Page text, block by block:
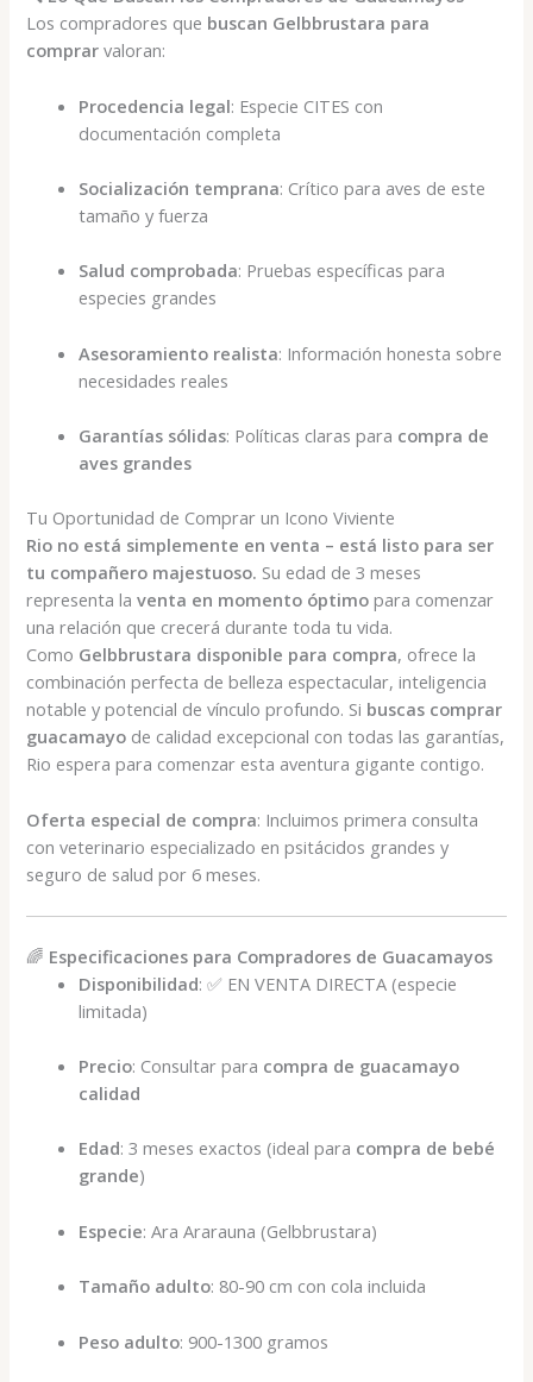
Los compradores que buscan Gelbbrustara para
comprar valoran:
Procedencia legal: Especie CITES con
documentación completa
Socialización temprana: Crítico para aves de este
tamaño y fuerza
Salud comprobada: Pruebas específicas para
especies grandes
Asesoramiento realista: Información honesta sobre
necesidades reales
Garantías sólidas: Políticas claras para compra de
aves grandes
Tu Oportunidad de Comprar un Icono Viviente
Rio no está simplemente en venta – está listo para ser
tu compañero majestuoso. Su edad de 3 meses
representa laventa en momento óptimo para comenzar
una relación que crecerá durante toda tu vida.
Como Gelbbrustara disponible para compra, ofrece la
combinación perfecta de belleza espectacular, inteligencia
notable y potencial de vínculo profundo. Si buscas comprar
guacamayo de calidad excepcional con todas las garantías,
Rio espera para comenzar esta aventura gigante contigo.
Oferta especial de compra: Incluimos primera consulta
con veterinario especializado en psitácidos grandes y
seguro de salud por 6 meses.
🌈 Especificaciones para Compradores de Guacamayos
Disponibilidad: ✅ EN VENTA DIRECTA (especie
limitada)
Precio: Consultar para compra de guacamayo
calidad
Edad: 3 meses exactos (ideal para compra de bebé
grande)
Especie: Ara Ararauna (Gelbbrustara)
Tamaño adulto: 80-90 cm con cola incluida
Peso adulto: 900-1300 gramos